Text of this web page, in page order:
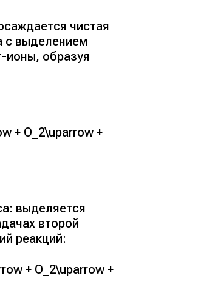
чистая
с выделением
ионы, образуя
+ O_2\uparrow +
выделяется
второй
реакций:
+ O_2\uparrow +